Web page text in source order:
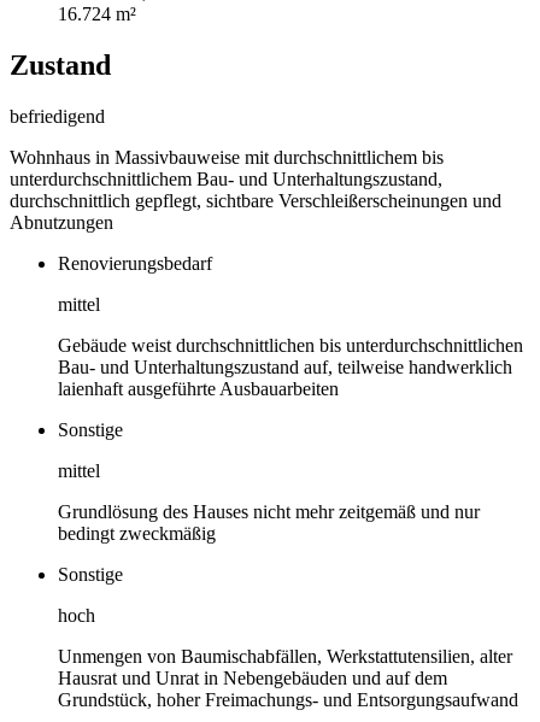
16.724 m²
Zustand
befriedigend
Wohnhaus in Massivbauweise mit durchschnittlichem bis
unterdurchschnittlichem Bau- und Unterhaltungszustand,
durchschnittlich gepflegt, sichtbare Verschleißerscheinungen und
Abnutzungen
Renovierungsbedarf
mittel
Gebäude weist durchschnittlichen bis unterdurchschnittlichen
Bau- und Unterhaltungszustand auf, teilweise handwerklich
laienhaft ausgeführte Ausbauarbeiten
Sonstige
mittel
Grundlösung des Hauses nicht mehr zeitgemäß und nur
bedingt zweckmäßig
Sonstige
hoch
Unmengen von Baumischabfällen, Werkstattutensilien, alter
Hausrat und Unrat in Nebengebäuden und auf dem
Grundstück, hoher Freimachungs- und Entsorgungsaufwand